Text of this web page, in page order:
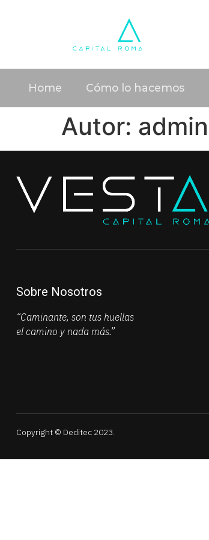
Home Cómo lo hacemos
Autor: admin
Sobre Nosotros
“Caminante, son tus huellas
el camino y nada más.”
Copyright © Deditec 2023.